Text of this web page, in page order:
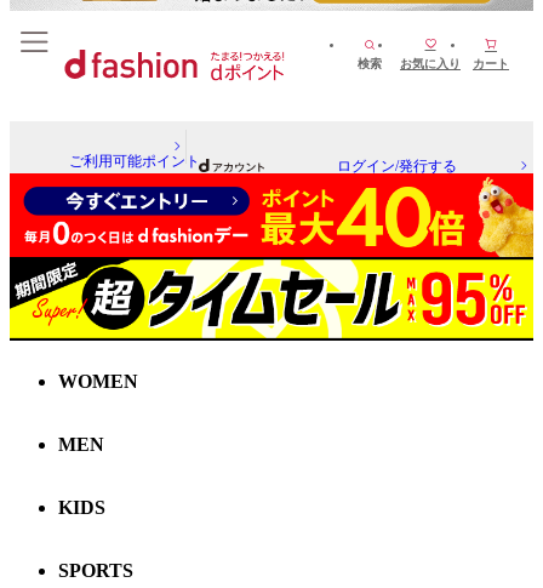
検索 お気に入り カート
ご利用可能ポイント ログイン/発行する
WOMEN
MEN
KIDS
SPORTS